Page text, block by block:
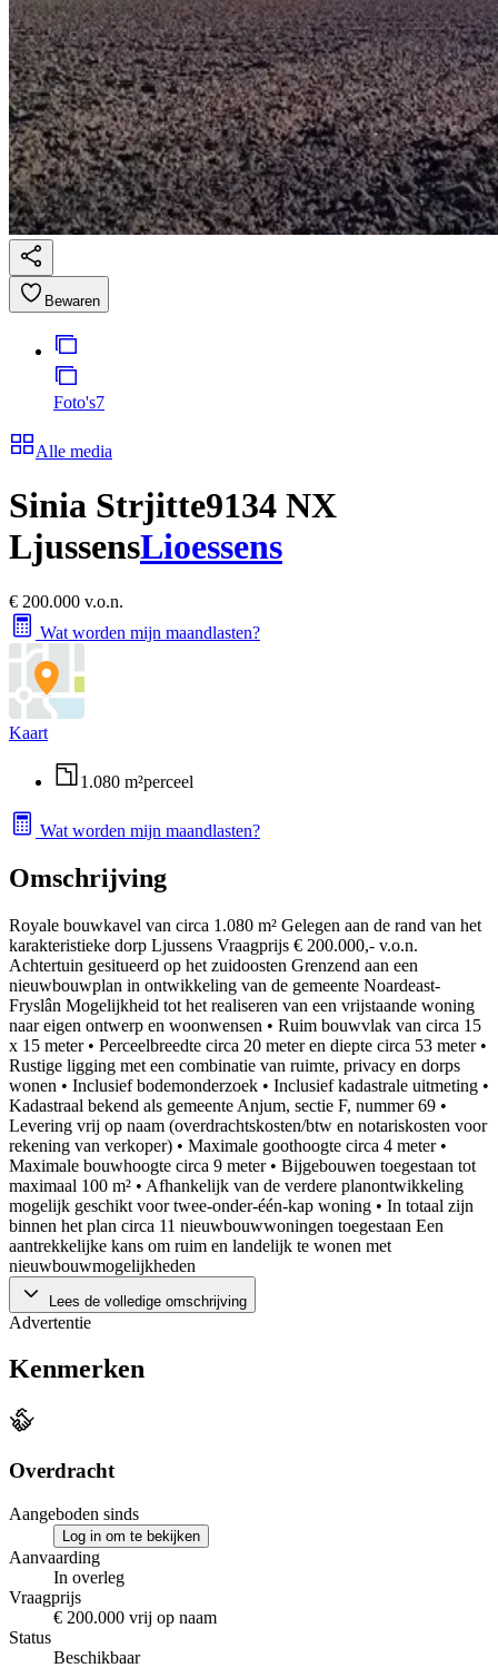
Bewaren
Foto's7
Alle media
Sinia Strjitte9134 NX
LjussensLioessens
€ 200.000 v.o.n.
Wat worden mijn maandlasten?
Kaart
1.080 m²perceel
Wat worden mijn maandlasten?
Omschrijving
Royale bouwkavel van circa 1.080 m² Gelegen aan de rand van het
karakteristieke dorp Ljussens Vraagprijs € 200.000,- v.o.n.
Achtertuin gesitueerd op het zuidoosten Grenzend aan een
nieuwbouwplan in ontwikkeling van de gemeente Noardeast-
Fryslân Mogelijkheid tot het realiseren van een vrijstaande woning
naar eigen ontwerp en woonwensen • Ruim bouwvlak van circa 15
x 15 meter • Perceelbreedte circa 20 meter en diepte circa 53 meter •
Rustige ligging met een combinatie van ruimte, privacy en dorps
wonen • Inclusief bodemonderzoek • Inclusief kadastrale uitmeting •
Kadastraal bekend als gemeente Anjum, sectie F, nummer 69 •
Levering vrij op naam (overdrachtskosten/btw en notariskosten voor
rekening van verkoper) • Maximale goothoogte circa 4 meter •
Maximale bouwhoogte circa 9 meter • Bijgebouwen toegestaan tot
maximaal 100 m² • Afhankelijk van de verdere planontwikkeling
mogelijk geschikt voor twee-onder-één-kap woning • In totaal zijn
binnen het plan circa 11 nieuwbouwwoningen toegestaan Een
aantrekkelijke kans om ruim en landelijk te wonen met
nieuwbouwmogelijkheden
Lees de volledige omschrijving
Advertentie
Kenmerken
Overdracht
Aangeboden sinds
Log in om te bekijken
Aanvaarding
In overleg
Vraagprijs
€ 200.000 vrij op naam
Status
Beschikbaar